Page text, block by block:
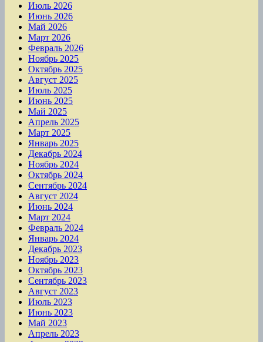
Июль 2026
Июнь 2026
Май 2026
Март 2026
Февраль 2026
Ноябрь 2025
Октябрь 2025
Август 2025
Июль 2025
Июнь 2025
Май 2025
Апрель 2025
Март 2025
Январь 2025
Декабрь 2024
Ноябрь 2024
Октябрь 2024
Сентябрь 2024
Август 2024
Июнь 2024
Март 2024
Февраль 2024
Январь 2024
Декабрь 2023
Ноябрь 2023
Октябрь 2023
Сентябрь 2023
Август 2023
Июль 2023
Июнь 2023
Май 2023
Апрель 2023